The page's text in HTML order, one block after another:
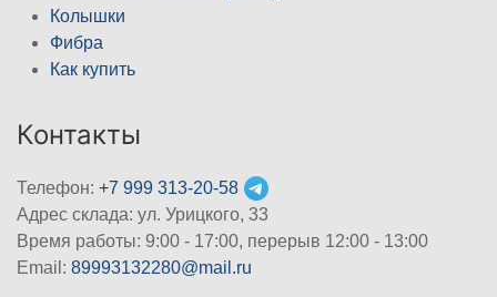
Колышки
Фибра
Как купить
Контакты
Телефон: +7 999 313-20-58
Адрес склада: ул. Урицкого, 33
Время работы: 9:00 - 17:00, перерыв 12:00 - 13:00
Email: 89993132280@mail.ru